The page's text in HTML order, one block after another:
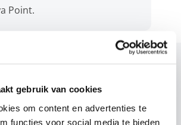
gebruik van cookies
om content en advertenties te
functies voor social media te bieden
Point.